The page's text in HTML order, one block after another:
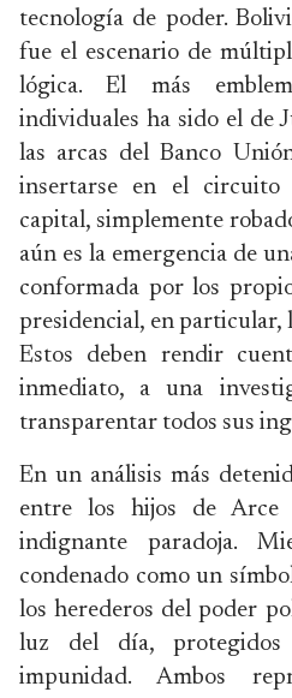
tecnología de poder.
fue el escenario de
lógica. El más
individuales ha sido el de
las arcas del Banco
insertarse en el circuito
capital, simplemente
aún es la emergencia de
conformada por los
presidencial, en particular,
Estos deben rendir
inmediato, a una
transparentar todos sus
En un análisis más
entre los hijos de
indignante paradoja.
condenado como un
los herederos del poder
luz del día,
impunidad. Ambos